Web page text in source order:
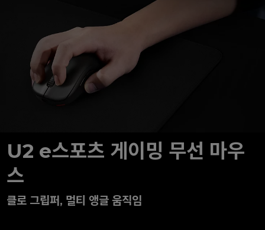
U2 e스포츠 게이밍 무선 마우
스
클로 그립퍼, 멀티 앵글 움직임